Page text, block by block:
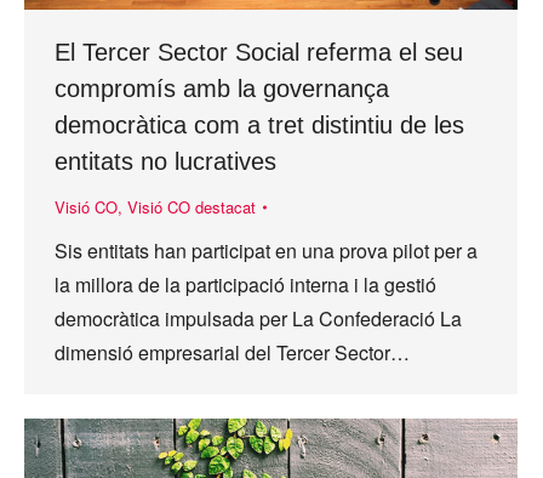
El Tercer Sector Social referma el seu
compromís amb la governança
democràtica com a tret distintiu de les
entitats no lucratives
Visió CO, Visió CO destacat
Sis entitats han participat en una prova pilot per a
la millora de la participació interna i la gestió
democràtica impulsada per La Confederació La
dimensió empresarial del Tercer Sector…